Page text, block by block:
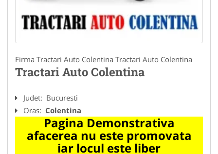
Firma Tractari Auto Colentina Tractari Auto Colentina
Tractari Auto Colentina
Judet: Bucuresti
Oras: Colentina
Pagina Demonstrativa
afacerea nu este promovata
iar locul este liber